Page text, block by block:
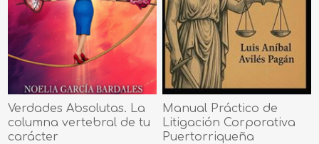
Verdades Absolutas. La
columna vertebral de tu
carácter
Manual Práctico de
Litigación Corporativa
Puertorriqueña